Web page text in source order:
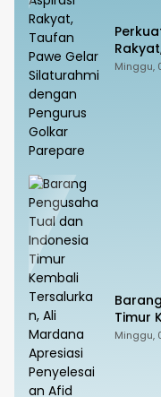
Minggu,
Timur
Minggu,